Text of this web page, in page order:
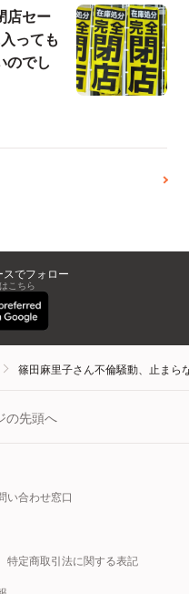
店セー
っても
のでし
でフォロー
こちら
篠田麻里子さん不倫騒動、止ま
の先頭へ
い合わせ窓口
特定商取引法に関する表記